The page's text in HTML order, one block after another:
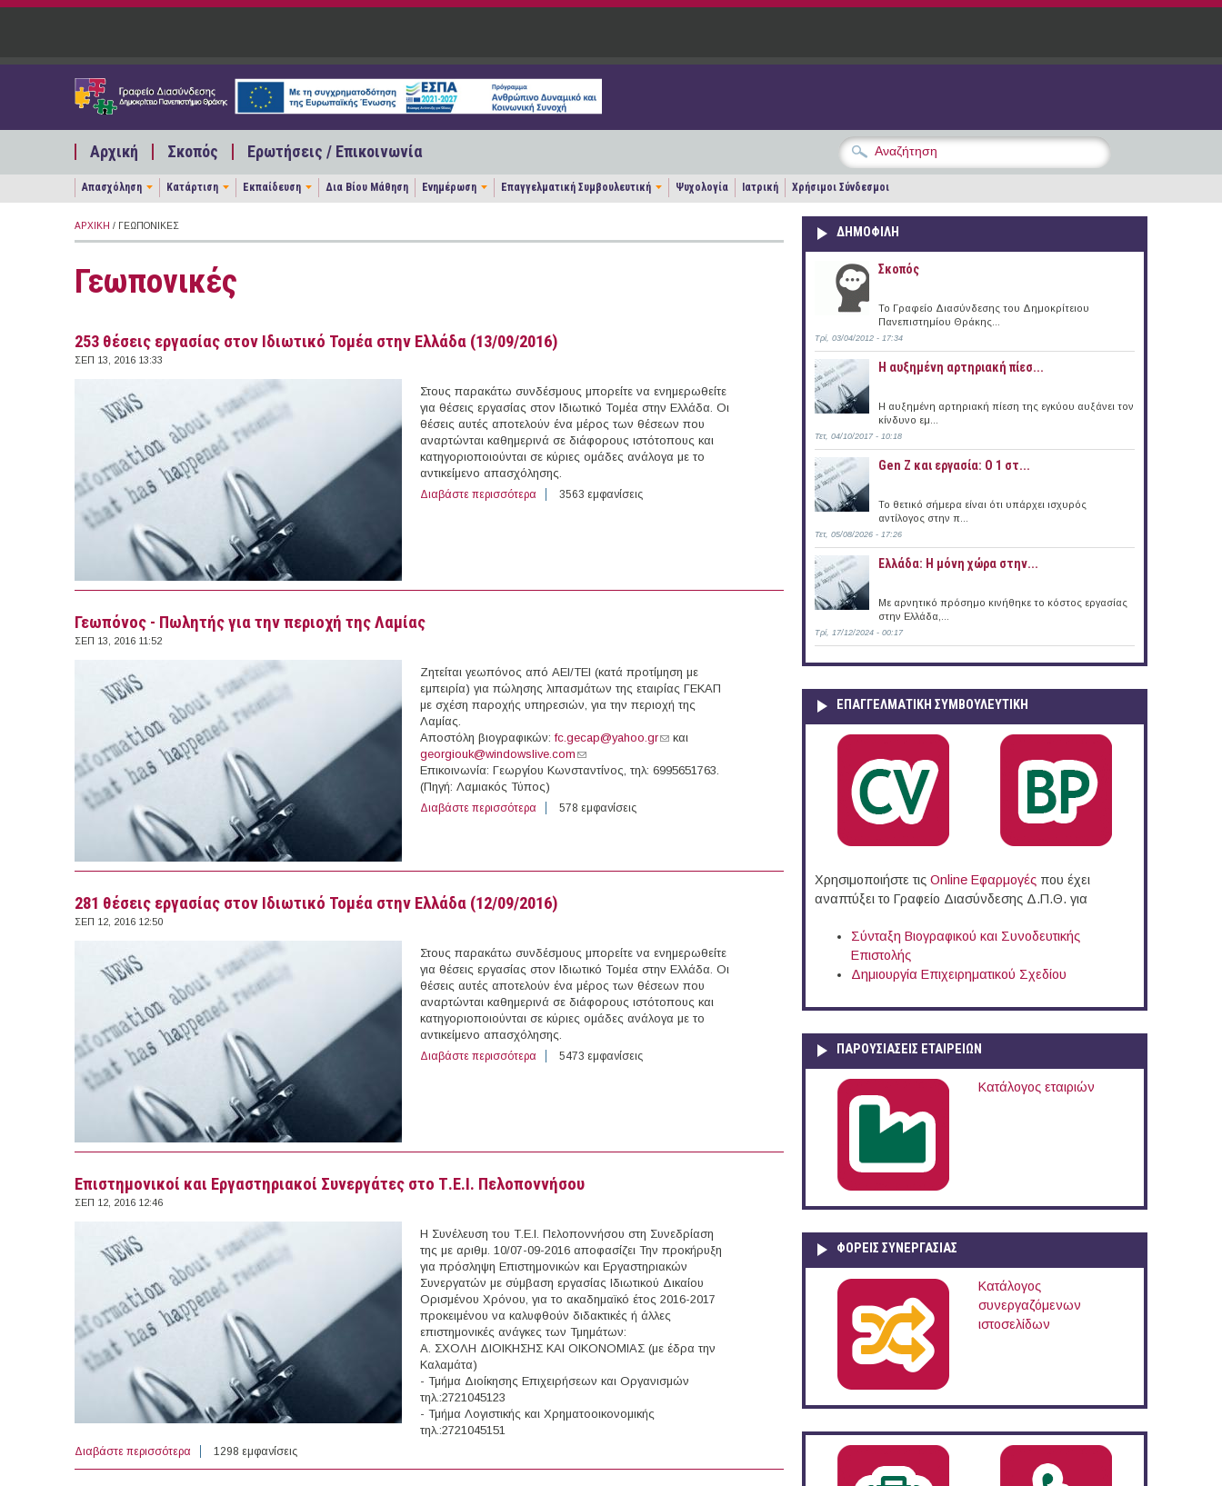
Παράκαμψη προς το κυρίως περιεχόμενο
Αρχική Σκοπός Ερωτήσεις / Επικοινωνία
Απασχόληση Κατάρτιση Εκπαίδευση Δια Βίου Μάθηση Ενημέρωση Επαγγελματική Συμβουλευτική Ψυχολογία Ιατρική Χρήσιμοι Σύνδεσμοι
ΑΡΧΙΚΉ / ΓΕΩΠΟΝΙΚΈΣ
Γεωπονικές
253 θέσεις εργασίας στον Ιδιωτικό Τομέα στην Ελλάδα (13/09/2016)
ΣΕΠ 13, 2016 13:33
Στους παρακάτω συνδέσμους μπορείτε να ενημερωθείτε
για θέσεις εργασίας στον Ιδιωτικό Τομέα στην Ελλάδα. Οι
θέσεις αυτές αποτελούν ένα μέρος των θέσεων που
αναρτώνται καθημερινά σε διάφορους ιστότοπους και
κατηγοριοποιούνται σε κύριες ομάδες ανάλογα με το
αντικείμενο απασχόλησης.
Διαβάστε περισσότερα για 253 θέσεις εργασίας στον Ιδιωτικό Τομέα στην Ελλάδα (13/09/2016)
3563 εμφανίσεις
Γεωπόνος - Πωλητής για την περιοχή της Λαμίας
ΣΕΠ 13, 2016 11:52
Ζητείται γεωπόνος από ΑΕΙ/ΤΕΙ (κατά προτίμηση με
εμπειρία) για πώλησης λιπασμάτων της εταιρίας ΓΕΚΑΠ
με σχέση παροχής υπηρεσιών, για την περιοχή της
Λαμίας.
Αποστόλη βιογραφικών:fc.gecap@yahoo.gr(link sends e-mail)
και
georgiouk@windowslive.com (link sends e-mail)
Επικοινωνία: Γεωργίου Κωνσταντίνος, τηλ: 6995651763.
(Πηγή: Λαμιακός Τύπος)
Διαβάστε περισσότερα για Γεωπόνος - Πωλητής για την περιοχή της Λαμίας
578 εμφανίσεις
281 θέσεις εργασίας στον Ιδιωτικό Τομέα στην Ελλάδα (12/09/2016)
ΣΕΠ 12, 2016 12:50
Στους παρακάτω συνδέσμους μπορείτε να ενημερωθείτε
για θέσεις εργασίας στον Ιδιωτικό Τομέα στην Ελλάδα. Οι
θέσεις αυτές αποτελούν ένα μέρος των θέσεων που
αναρτώνται καθημερινά σε διάφορους ιστότοπους και
κατηγοριοποιούνται σε κύριες ομάδες ανάλογα με το
αντικείμενο απασχόλησης.
Διαβάστε περισσότερα για 281 θέσεις εργασίας στον Ιδιωτικό Τομέα στην Ελλάδα (12/09/2016)
5473 εμφανίσεις
Επιστηµονικοί και Εργαστηριακοί Συνεργάτες στο Τ.Ε.Ι. Πελοποννήσου
ΣΕΠ 12, 2016 12:46
Η Συνέλευση του Τ.Ε.Ι. Πελοποννήσου στη Συνεδρίαση
της με αριθμ. 10/07-09-2016 αποφασίζει Την προκήρυξη
για πρόσληψη Επιστημονικών και Εργαστηριακών
Συνεργατών με σύμβαση εργασίας Ιδιωτικού Δικαίου
Ορισμένου Χρόνου, για το ακαδημαϊκό έτος 2016-2017
προκειμένου να καλυφθούν διδακτικές ή άλλες
επιστημονικές ανάγκες των Τμημάτων:
Α. ΣΧΟΛΗ ΔΙΟΙΚΗΣΗΣ ΚΑΙ ΟΙΚΟΝΟΜΙΑΣ (με έδρα την
Καλαμάτα)
- Τμήμα Διοίκησης Επιχειρήσεων και Οργανισμών
τηλ.:2721045123
- Τμήμα Λογιστικής και Χρηματοοικονομικής
τηλ.:2721045151
Διαβάστε περισσότερα για Επιστηµονικοί και Εργαστηριακοί Συνεργάτες στο Τ.Ε.Ι. Πελοποννήσου
1298 εμφανίσεις
ΔΗΜΟΦΙΛΗ
Σκοπός
Το Γραφείο Διασύνδεσης του Δημοκρίτειου
Πανεπιστημίου Θράκης...
Τρί, 03/04/2012 - 17:34
Η αυξημένη αρτηριακή πίεσ...
Η αυξημένη αρτηριακή πίεση της εγκύου αυξάνει τον
κίνδυνο εμ...
Τετ, 04/10/2017 - 10:18
Gen Z και εργασία: Ο 1 στ...
Το θετικό σήμερα είναι ότι υπάρχει ισχυρός
αντίλογος στην π...
Τετ, 05/08/2026 - 17:26
Ελλάδα: Η μόνη χώρα στην...
Με αρνητικό πρόσημο κινήθηκε το κόστος εργασίας
στην Ελλάδα,...
Τρί, 17/12/2024 - 00:17
ΕΠΑΓΓΕΛΜΑΤΙΚΉ ΣΥΜΒΟΥΛΕΥΤΙΚΉ
Χρησιμοποιήστε τις Online Eφαρμογές που έχει
αναπτύξει το Γραφείο Διασύνδεσης Δ.Π.Θ. για
Σύνταξη Βιογραφικού και Συνοδευτικής
Επιστολής
Δημιουργία Επιχειρηματικού Σχεδίου
ΠΑΡΟΥΣΙΆΣΕΙΣ ΕΤΑΙΡΕΙΏΝ
Κατάλογος εταιριών
ΦΟΡΕΙΣ ΣΥΝΕΡΓΑΣΙΑΣ
Κατάλογος
συνεργαζόμενων
ιστοσελίδων